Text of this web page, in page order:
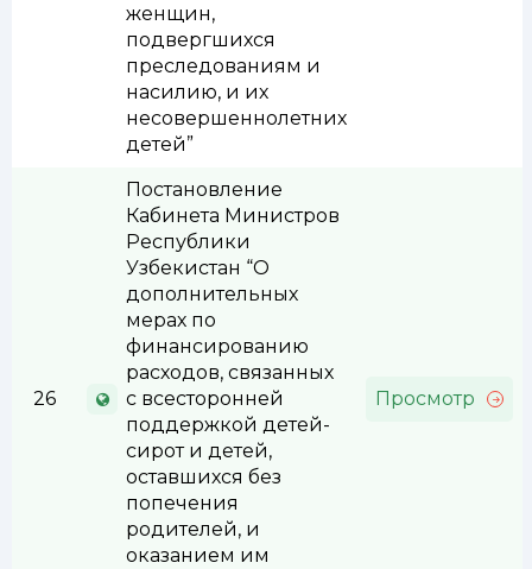
женщин,
подвергшихся
преследованиям и
насилию, и их
несовершеннолетних
детей”
26
Постановление
Кабинета Министров
Республики
Узбекистан “О
дополнительных
мерах по
финансированию
расходов, связанных
с всесторонней
поддержкой детей-
сирот и детей,
оставшихся без
попечения
родителей, и
оказанием им
Просмотр